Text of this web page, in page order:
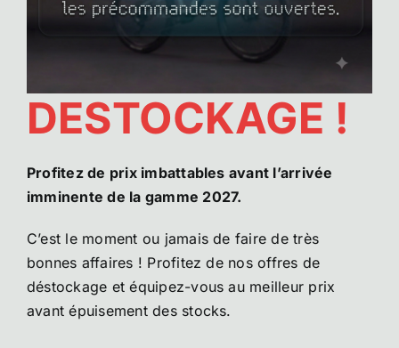
Services
Location
Actus
Contact
DESTOCKAGE !
Profitez de prix imbattables avant l’arrivée
imminente de la gamme 2027.
C’est le moment ou jamais de faire de très
bonnes affaires ! Profitez de nos offres de
déstockage et équipez-vous au meilleur prix
avant épuisement des stocks.